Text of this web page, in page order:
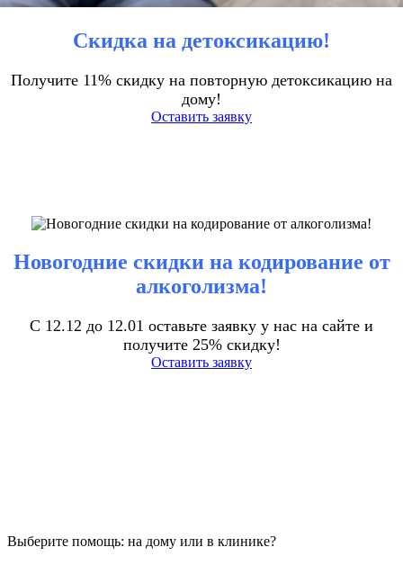
Скидка на детоксикацию!
Получите 11% скидку на повторную детоксикацию на
дому!
Оставить заявку
Новогодние скидки на кодирование от
алкоголизма!
С 12.12 до 12.01 оставьте заявку у нас на сайте и
получите 25% скидку!
Оставить заявку
Выберите помощь: на дому или в клинике?